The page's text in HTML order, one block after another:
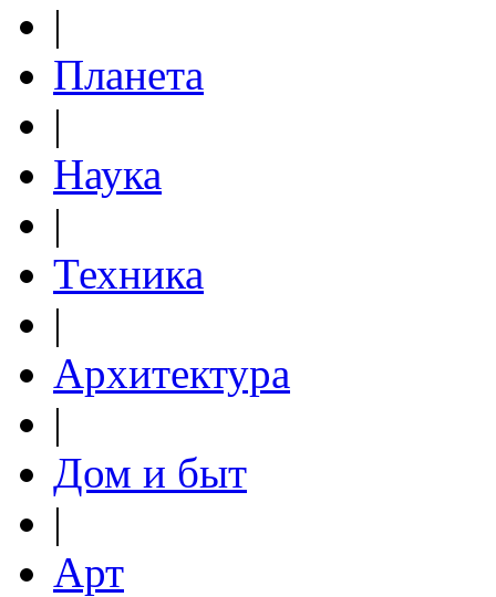
|
Планета
|
Наука
|
Техника
|
Архитектура
|
Дом и быт
|
Арт